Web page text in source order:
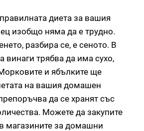
диета за вашия
изобщо няма да е трудно.
разбира се, е сеното. В
винаги трябва да има сухо,
и ябълките ще
на вашия домашен
да се хранят със
Можете да закупите
магазините за домашни